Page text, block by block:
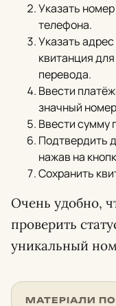
Указать
телефона.
Указать
квитанция
перевода.
Ввести
значный
Ввести сумму
Подтвердить
нажав на
Сохранить
Очень удобно,
проверить
уникальный
МАТЕРІАЛИ ПО